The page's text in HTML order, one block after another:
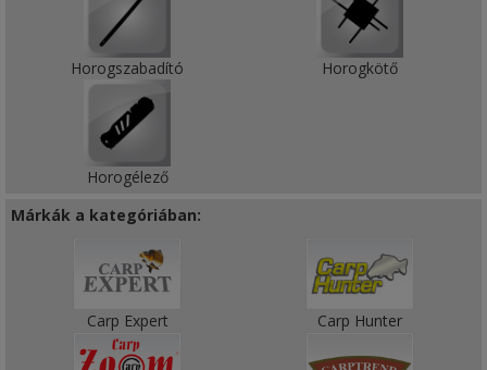
Horogszabadító Horogkötő
Horogélező
Márkák a kategóriában:
Carp Expert Carp Hunter